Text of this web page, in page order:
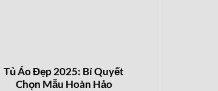
Tủ Áo Đẹp 2025: Bí Quyết
Chọn Mẫu Hoàn Hảo